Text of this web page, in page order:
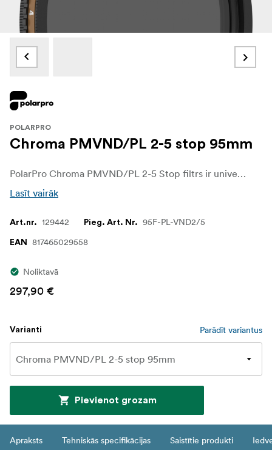
POLARPRO
Chroma PMVND/PL 2-5 stop 95mm
PolarPro Chroma PMVND/PL 2-5 Stop filtrs ir universāls, universāls instruments fotogrāfiem un filmu veidotājiem, kuriem nepieciešama gan precīza ekspozīcijas kontrole, gan polarizācija. Apvienojot mainīgo ND filtru ar polarizatoru, šis filtrs palīdz pārvaldīt gaismu, samazināt atspīdumu un uzlabot krāsu piesātinājumu, vienlaikus saglabājot kadrus skaidrus un skaidrus. Neatkarīgi no tā, vai jūs uzņemat spilgtas ainavas vai dinamiskas āra ainas, Chroma PMVND/PL 2-5 Stop filtrs nodrošina, ka jūsu attēli izskatās satriecoši pat sarežģītos apgaismojuma apstākļos.
Lasīt vairāk
Art.nr. 129442 Pieg. Art. Nr. 95F-PL-VND2/5
EAN 817465029558
Noliktavā
297,90 €
Varianti Parādīt variantus
Pievienot grozam
Apraksts Tehniskās specifikācijas Saistītie produkti